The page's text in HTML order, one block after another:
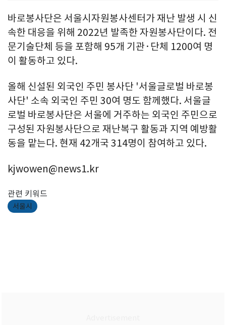
바로봉사단은 서울시자원봉사센터가 재난 발생 시 신
속한 대응을 위해 2022년 발족한 자원봉사단이다. 전
문기술단체 등을 포함해 95개 기관·단체 1200여 명
이 활동하고 있다.
올해 신설된 외국인 주민 봉사단 '서울글로벌 바로봉
사단' 소속 외국인 주민 30여 명도 함께했다. 서울글
로벌 바로봉사단은 서울에 거주하는 외국인 주민으로
구성된 자원봉사단으로 재난복구 활동과 지역 예방활
동을 맡는다. 현재 42개국 314명이 참여하고 있다.
kjwowen@news1.kr
관련 키워드
서울시